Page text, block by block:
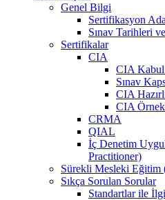
Genel Bilgi
Sertifikasyon
Sınav Tarihleri
Sertifikalar
CIA
CIA Kabul
Sınav
CIA
CIA
CRMA
QIAL
İç Denetim
Practitioner)
Sürekli Mesleki Eğitim
Sıkça Sorulan Sorular
Standartlar ile